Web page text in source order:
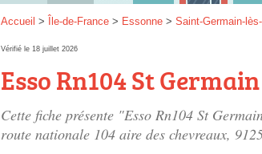
Accueil > Île-de-France > Essonne > Saint-Germain-lès-
Vérifié le 18 juillet 2026
Esso Rn104 St
Cette fiche présente "Esso Rn104 St
route nationale 104 aire des chevreaux,
SP 98 :
SP 95 :